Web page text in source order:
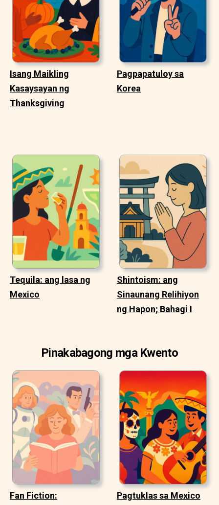
Isang Maikling
Kasaysayan ng
Thanksgiving
Pagpapatuloy sa
Korea
Tequila: ang lasa ng
Mexico
Shintoism: ang
Sinaunang Relihiyon
ng Hapon; Bahagi I
Pinakabagong mga Kwento
Fan Fiction:
Pagtuklas sa Mexico